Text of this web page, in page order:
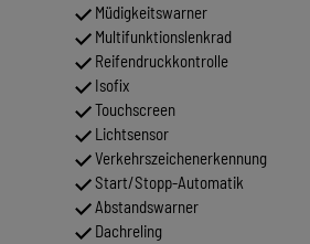
Müdigkeitswarner
Multifunktionslenkrad
Reifendruckkontrolle
Isofix
Touchscreen
Lichtsensor
Verkehrszeichenerkennung
Start/Stopp-Automatik
Abstandswarner
Dachreling